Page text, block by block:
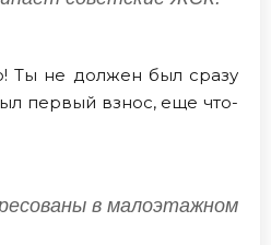
Ты не должен был сразу
первый взнос, еще что-
в малоэтажном